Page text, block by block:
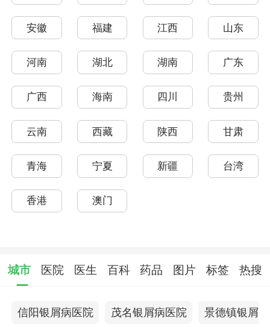
安徽 福建 江西 山东
河南 湖北 湖南 广东
广西 海南 四川 贵州
云南 西藏 陕西 甘肃
青海 宁夏 新疆 台湾
香港 澳门
城市 医院 医生 百科 药品 图片 标签 热搜
信阳银屑病医院 茂名银屑病医院 景德镇银屑